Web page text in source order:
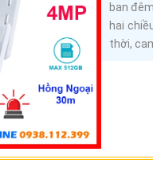
ban
hai
thời,